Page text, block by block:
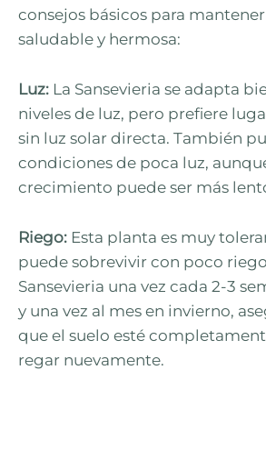
consejos básicos para
saludable y hermosa:
Luz: La Sansevieria se adapta
niveles de luz, pero prefiere
sin luz solar directa. También
condiciones de poca luz,
crecimiento puede ser más
Riego: Esta planta es muy
puede sobrevivir con poco
Sansevieria una vez cada 2-3
y una vez al mes en invierno,
que el suelo esté
regar nuevamente.